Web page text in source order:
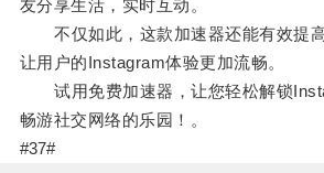
友分享生活，实时互动。
不仅如此，这款加速器还能有效提高
让用户的Instagram体验更加流畅。
试用免费加速器，让您轻松解锁
畅游社交网络的乐园！。
#37#